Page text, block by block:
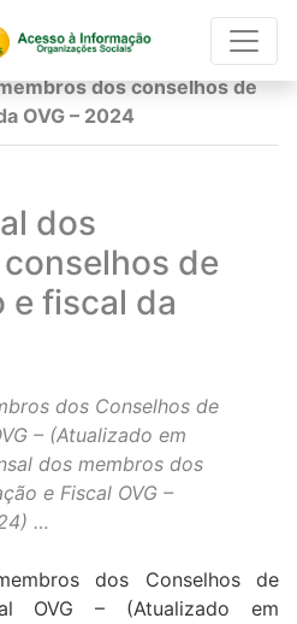
dos conselhos de
OVG – 2024
dos
de
e fiscal da
dos Conselhos de
– (Atualizado em
dos membros dos
e Fiscal OVG –
…
dos Conselhos de
OVG – (Atualizado em